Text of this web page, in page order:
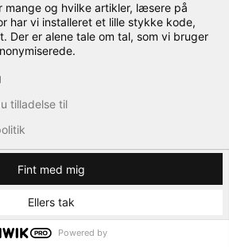
mange og hvilke artikler, læsere på
har vi installeret et lille stykke kode,
Der er alene tale om tal, som vi bruger
Fint med mig
Ellers tak
tilladelse til
Powered by